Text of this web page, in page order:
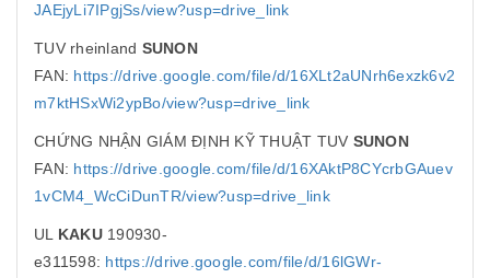
JAEjyLi7IPgjSs/view?usp=drive_link
TUV rheinland SUNON
FAN: https://drive.google.com/file/d/16XLt2aUNrh6exzk6v2
m7ktHSxWi2ypBo/view?usp=drive_link
CHỨNG NHẬN GIÁM ĐỊNH KỸ THUẬT TUV SUNON
FAN: https://drive.google.com/file/d/16XAktP8CYcrbGAuev
1vCM4_WcCiDunTR/view?usp=drive_link
UL KAKU 190930-
e311598: https://drive.google.com/file/d/16lGWr-